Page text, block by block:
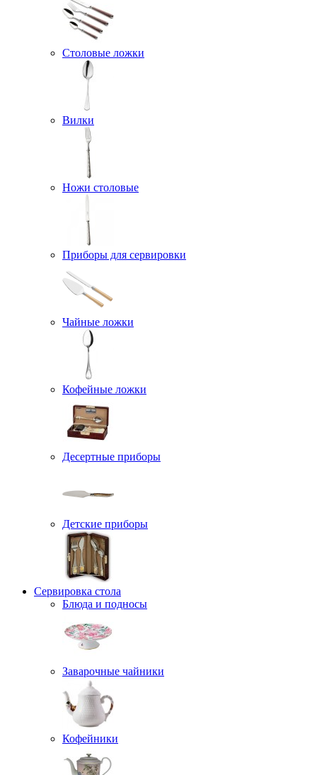
Столовые ложки
Вилки
Ножи столовые
Приборы для сервировки
Чайные ложки
Кофейные ложки
Десертные приборы
Детские приборы
Сервировка стола
Блюда и подносы
Заварочные чайники
Кофейники